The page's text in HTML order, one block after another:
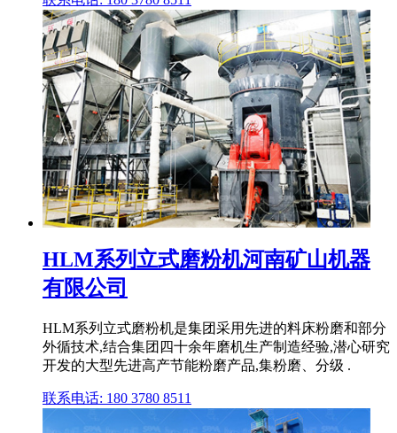
HLM系列立式磨粉机河南矿山机器
有限公司
HLM系列立式磨粉机是集团采用先进的料床粉磨和部分
外循技术,结合集团四十余年磨机生产制造经验,潜心研究
开发的大型先进高产节能粉磨产品,集粉磨、分级 .
联系电话: 180 3780 8511